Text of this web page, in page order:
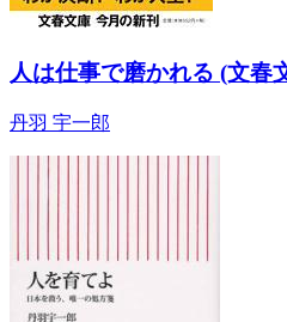
人は仕事で磨かれる (文春
丹羽 宇一郎